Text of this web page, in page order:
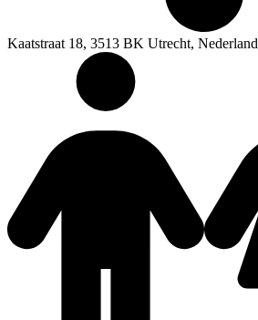
Kaatstraat 18, 3513 BK Utrecht, Nederland